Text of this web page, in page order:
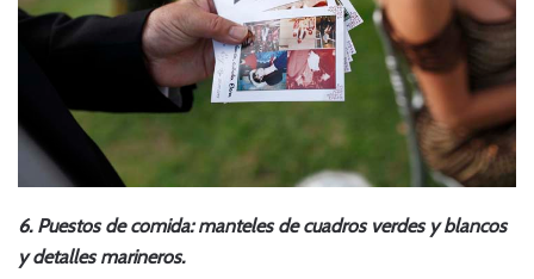
6. Puestos de comida: manteles de cuadros verdes y blancos
y detalles marineros.